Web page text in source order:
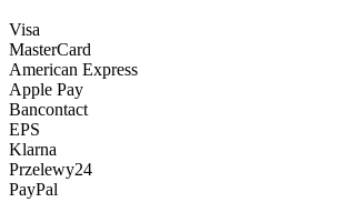
Visa
MasterCard
American Express
Apple Pay
Bancontact
EPS
Klarna
Przelewy24
PayPal